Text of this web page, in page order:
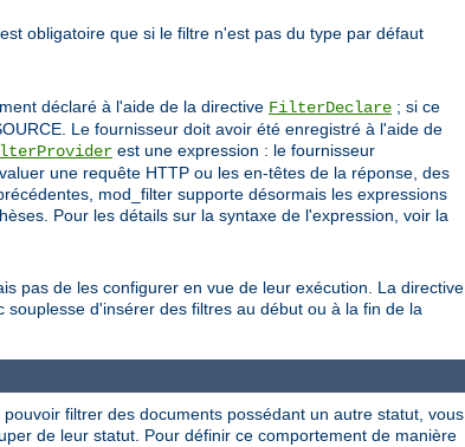
obligatoire que si le filtre n'est pas du type par défaut
déclaré à l'aide de la directive FilterDeclare ; si ce
Le fournisseur doit avoir été enregistré à l'aide de
est une expression : le fournisseur
une requête HTTP ou les en-têtes de la réponse, des
mod_filter supporte désormais les expressions
Pour les détails sur la syntaxe de l'expression, voir la
pas de les configurer en vue de leur exécution. La directive
d'insérer des filtres au début ou à la fin de la
filtrer des documents possédant un autre statut, vous
de leur statut. Pour définir ce comportement de manière